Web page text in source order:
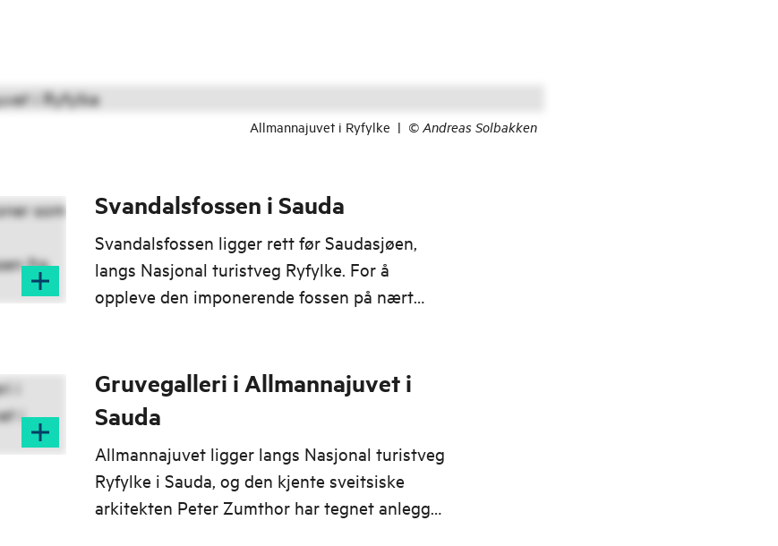
Allmannajuvet i Ryfylke | © Andreas Solbakken
Svandalsfossen i Sauda
Svandalsfossen ligger rett før Saudasjøen,
langs Nasjonal turistveg Ryfylke. For å
oppleve den imponerende fossen på nært
Gruvegalleri i Allmannajuvet i
Sauda
Allmannajuvet ligger langs Nasjonal turistveg
Ryfylke i Sauda, og den kjente sveitsiske
arkitekten Peter Zumthor har tegnet anlegget